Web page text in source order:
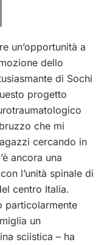
un’opportunità a
dello
di Sochi
progetto
che mi
cercando in
ancora una
l’unità spinale di
centro Italia.
particolarmente
un
sciistica – ha